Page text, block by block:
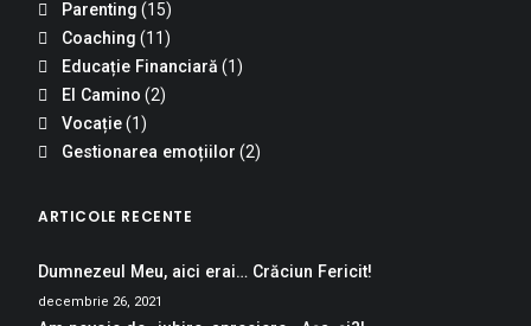
Parenting (15)
Coaching (11)
Educație Financiară (1)
El Camino (2)
Vocație(1)
Gestionarea emoțiilor (2)
ARTICOLE RECENTE
Dumnezeul Meu, aici erai… Crăciun Fericit!
decembrie 26, 2021